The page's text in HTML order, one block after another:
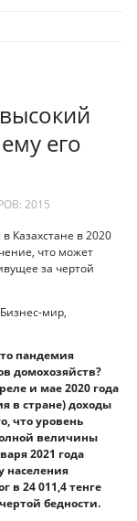
его
2015
Казахстане в 2020
что может
за чертой
пандемия
домохозяйств?
и мае 2020 года
в стране) доходы
что уровень
величины
2021 года
населения
в 24 011,4 тенге
бедности.